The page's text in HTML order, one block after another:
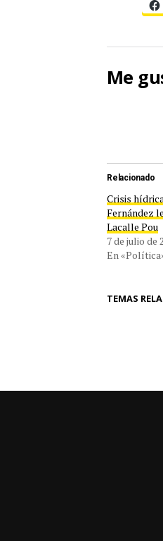
Me
Relacionado
Crisis
Fernández
Lacalle Pou
7 de julio de
En
TEMAS